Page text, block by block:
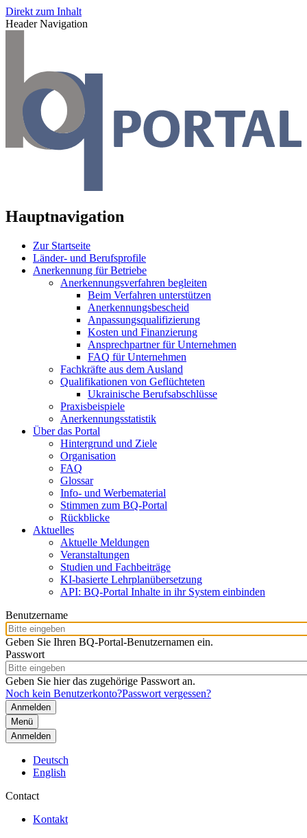
Direkt zum Inhalt
Header Navigation
Hauptnavigation
Zur Startseite
Länder- und Berufsprofile
Anerkennung für Betriebe
Anerkennungsverfahren begleiten
Beim Verfahren unterstützen
Anerkennungsbescheid
Anpassungsqualifizierung
Kosten und Finanzierung
Ansprechpartner für Unternehmen
FAQ für Unternehmen
Fachkräfte aus dem Ausland
Qualifikationen von Geflüchteten
Ukrainische Berufsabschlüsse
Praxisbeispiele
Anerkennungsstatistik
Über das Portal
Hintergrund und Ziele
Organisation
FAQ
Glossar
Info- und Werbematerial
Stimmen zum BQ-Portal
Rückblicke
Aktuelles
Aktuelle Meldungen
Veranstaltungen
Studien und Fachbeiträge
KI-basierte Lehrplanübersetzung
API: BQ-Portal Inhalte in ihr System einbinden
Benutzername
Geben Sie Ihren BQ-Portal-Benutzernamen ein.
Passwort
Geben Sie hier das zugehörige Passwort an.
Noch kein Benutzerkonto?Passwort vergessen?
Menü
Anmelden
Deutsch
English
Contact
Kontakt